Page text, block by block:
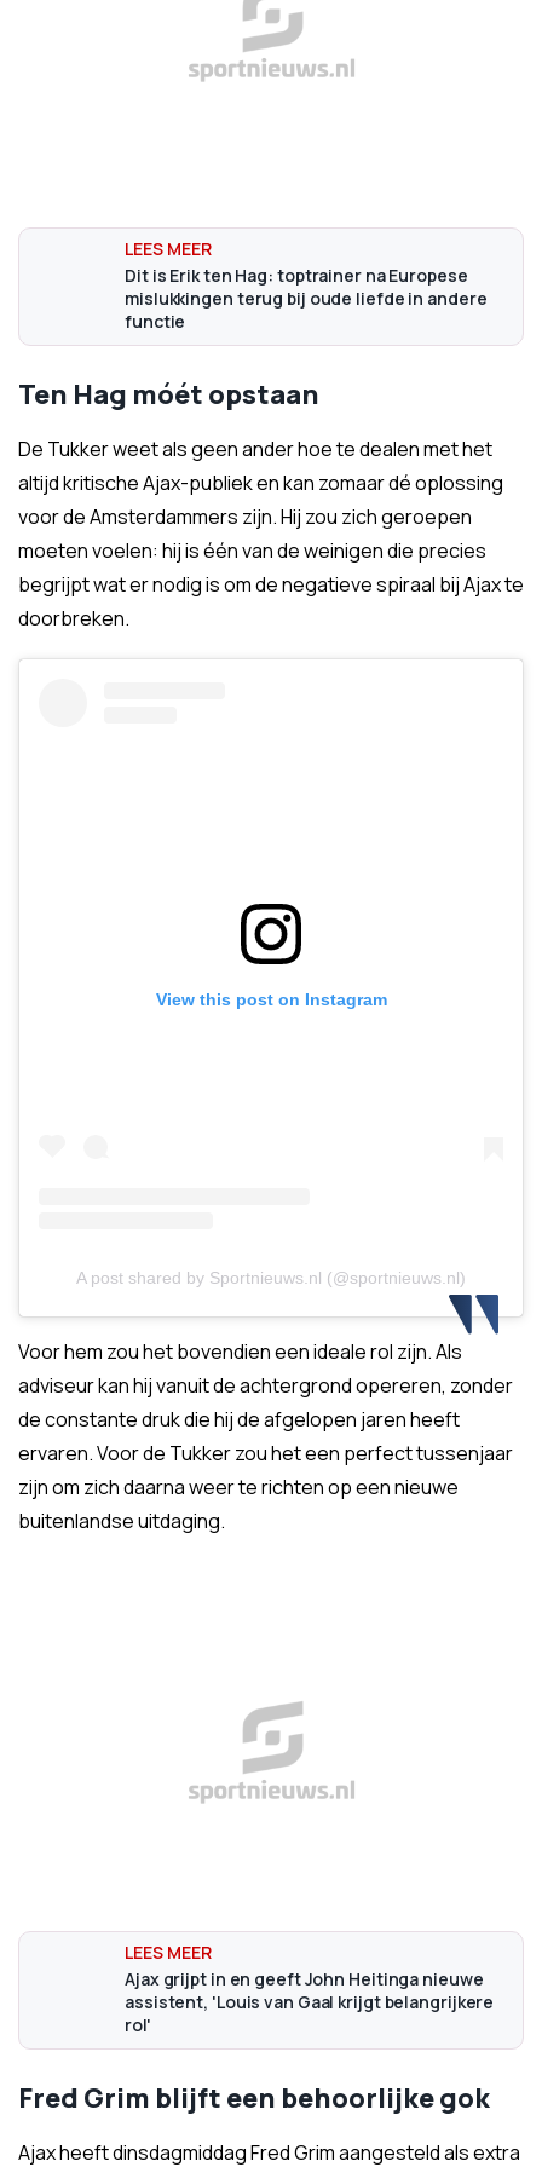
Dit is Erik ten Hag: toptrainer na Europese
mislukkingen terug bij oude liefde in andere
functie
Ten Hag móét opstaan
De Tukker weet als geen ander hoe te dealen met het
altijd kritische Ajax-publiek en kan zomaar dé oplossing
voor de Amsterdammers zijn. Hij zou zich geroepen
moeten voelen: hij is één van de weinigen die precies
begrijpt wat er nodig is om de negatieve spiraal bij Ajax te
doorbreken.
View this post on Instagram
A post shared by Sportnieuws.nl (@sportnieuws.nl)
Voor hem zou het bovendien een ideale rol zijn. Als
adviseur kan hij vanuit de achtergrond opereren, zonder
de constante druk die hij de afgelopen jaren heeft
ervaren. Voor de Tukker zou het een perfect tussenjaar
zijn om zich daarna weer te richten op een nieuwe
buitenlandse uitdaging.
Ajax grijpt in en geeft John Heitinga nieuwe
assistent, 'Louis van Gaal krijgt belangrijkere
rol'
Fred Grim blijft een behoorlijke gok
Ajax heeft dinsdagmiddag Fred Grim aangesteld als extra